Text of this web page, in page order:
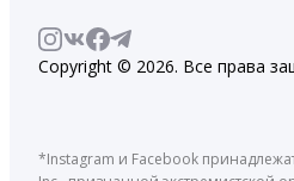
Copyright © 2026. Все права
*Instagram и Facebook